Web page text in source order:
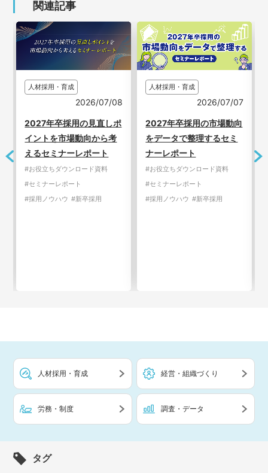
関連記事
人材採用・育成
2026/07/08
2027年卒採用の見直しポ
イントを市場動向から考
えるセミナーレポート
#お役立ちダウンロード資料
#セミナーレポート
#採用ノウハウ #新卒採用
人材採用・育成
2026/07/07
2027年卒採用の市場動向
をデータで整理するセミ
ナーレポート
#お役立ちダウンロード資料
#セミナーレポート
#採用ノウハウ #新卒採用
人材採用・育成 経営・組織づくり
労務・制度 調査・データ
タグ